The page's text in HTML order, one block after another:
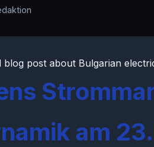
blog post about Bulgarian
am